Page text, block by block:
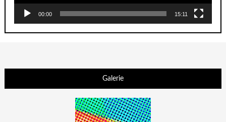
00:00 15:11
Galerie